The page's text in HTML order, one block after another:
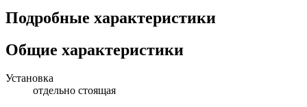
Подробные характеристики
Общие характеристики
Установка
отдельно стоящая